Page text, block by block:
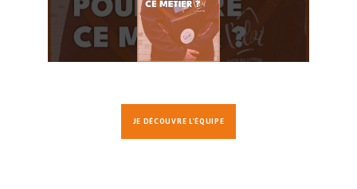
JE DÉCOUVRE L'ÉQUIPE